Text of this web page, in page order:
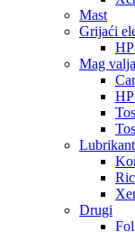
Mast
Grijaći
Mag
Drugi